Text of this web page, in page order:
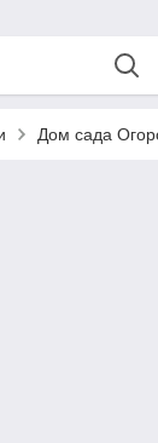
Дом сада